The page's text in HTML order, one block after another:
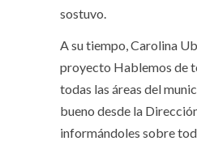
sostuvo.
A su tiempo, Carolina
proyecto Hablemos de
todas las áreas del
bueno desde la
informándoles sobre